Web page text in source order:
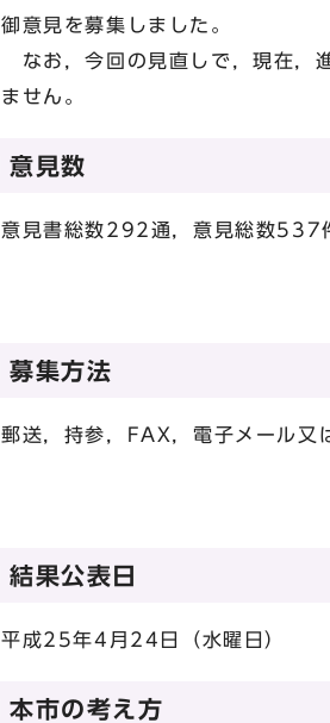
御意見を募集しました。
なお，今回の見直しで，現在，
ません。
意見数
意見書総数292通，意見総数537
募集方法
郵送，持参，FAX，電子メール又
結果公表日
平成25年4月24日（水曜日）
本市の考え方